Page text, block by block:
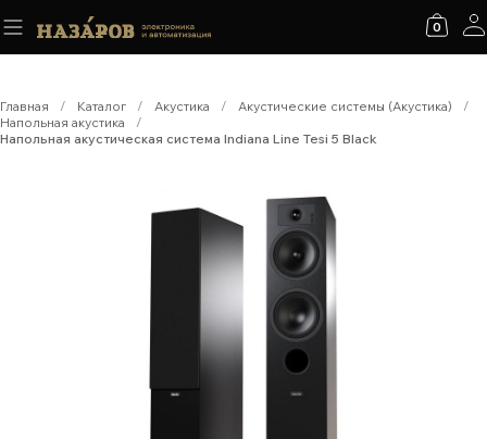
0
Главная / Каталог / Акустика / Акустические системы (Акустика)
/
Напольная акустика
/
Напольная акустическая система Indiana Line Tesi 5 Black